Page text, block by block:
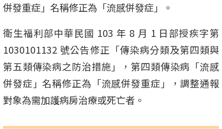
併發重症」名稱修正為「流感併發症」。
衛生福利部中華民國 103 年 8 月 1 日部授疾字第
1030101132 號公告修正「傳染病分類及第四類與
第五類傳染病之防治措施」，第四類傳染病「流感
併發症」名稱修正為「流感併發重症」，調整通報
對象為需加護病房治療或死亡者。